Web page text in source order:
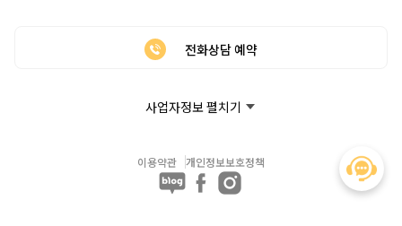
전화상담 예약
사업자정보 펼치기
이용약관 개인정보보호정책